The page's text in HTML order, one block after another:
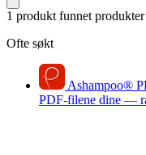
1 produkt funnet
Ofte søkt
Ashampoo®
PDF-filene dine —